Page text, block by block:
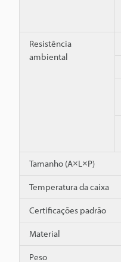
Resistência
ambiental
Tamanho (A×L×P)
Temperatura da caixa
Certificações padrão
Material
Peso